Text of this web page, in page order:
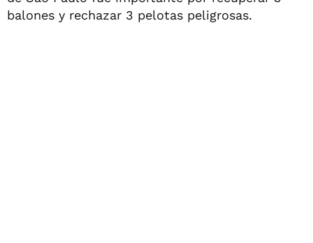
balones y rechazar 3 pelotas peligrosas.